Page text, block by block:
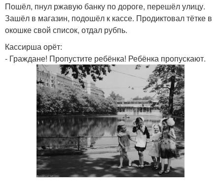
Пошёл, пнул ржавую банку по дороге, перешёл улицу.
Зашёл в магазин, подошёл к кассе. Продиктовал тётке в
окошке свой список, отдал рубпь.
Кассирша орёт:
- Граждане! Пропустите ребёнка! Ребёнка пропускают.